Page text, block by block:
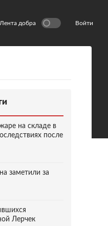
Лента добра Войти
на складе в
после
заметили за
Лерчек